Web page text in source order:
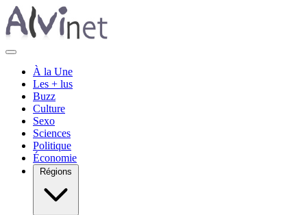
À la Une
Les + lus
Buzz
Culture
Sexo
Sciences
Politique
Économie
Régions